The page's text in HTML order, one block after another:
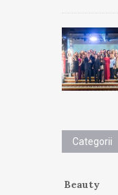
Categorii
Beauty